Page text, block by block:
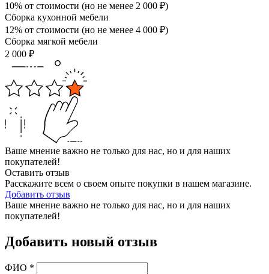
10% от стоимости (но не менее 2 000 ₽)
Сборка кухонной мебели
12% от стоимости (но не менее 4 000 ₽)
Сборка мягкой мебели
2 000 ₽
Ваше мнение важно не только для нас, но и для наших
покупателей!
Оставить отзыв
Расскажите всем о своем опыте покупки в нашем магазине.
Добавить отзыв
Ваше мнение важно не только для нас, но и для наших
покупателей!
Добавить новый отзыв
ФИО *